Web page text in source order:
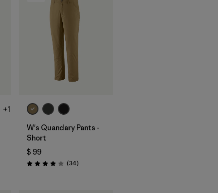
+1
W's Quandary Pants -
Short
$ 99
Valoración: 4.0 / 5
(34Comentarios
)